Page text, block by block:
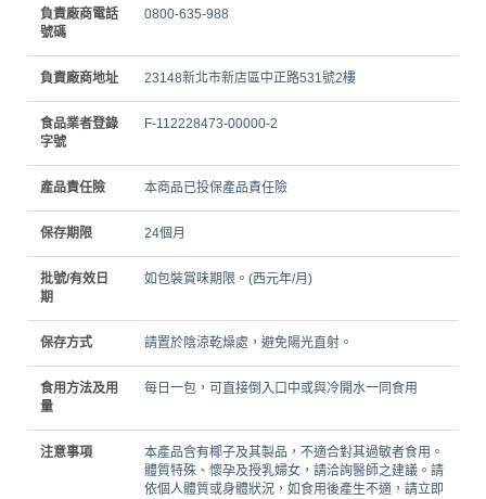
負責廠商電話
號碼
0800-635-988
負責廠商地址 23148新北市新店區中正路531號2樓
食品業者登錄
字號
F-112228473-00000-2
產品責任險 本商品已投保產品責任險
保存期限 24個月
批號/有效日
期
如包裝賞味期限。(西元年/月)
保存方式 請置於陰涼乾燥處，避免陽光直射。
食用方法及用
量
每日一包，可直接倒入口中或與冷開水一同食用
注意事項
本產品含有椰子及其製品，不適合對其過敏者食用。
體質特殊、懷孕及授乳婦女，請洽詢醫師之建議。請
依個人體質或身體狀況，如食用後產生不適，請立即